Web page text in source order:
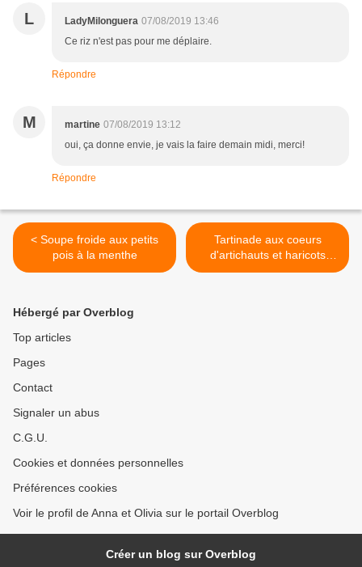
L LadyMilonguera 07/08/2019 13:46
Ce riz n'est pas pour me déplaire.
Répondre
M martine 07/08/2019 13:12
oui, ça donne envie, je vais la faire demain midi, merci!
Répondre
< Soupe froide aux petits
pois à la menthe
Tartinade aux coeurs
d'artichauts et haricots
blancs, au sirop d'érable >
Hébergé par Overblog
Top articles
Pages
Contact
Signaler un abus
C.G.U.
Cookies et données personnelles
Préférences cookies
Voir le profil de Anna et Olivia sur le portail Overblog
Créer un blog sur Overblog